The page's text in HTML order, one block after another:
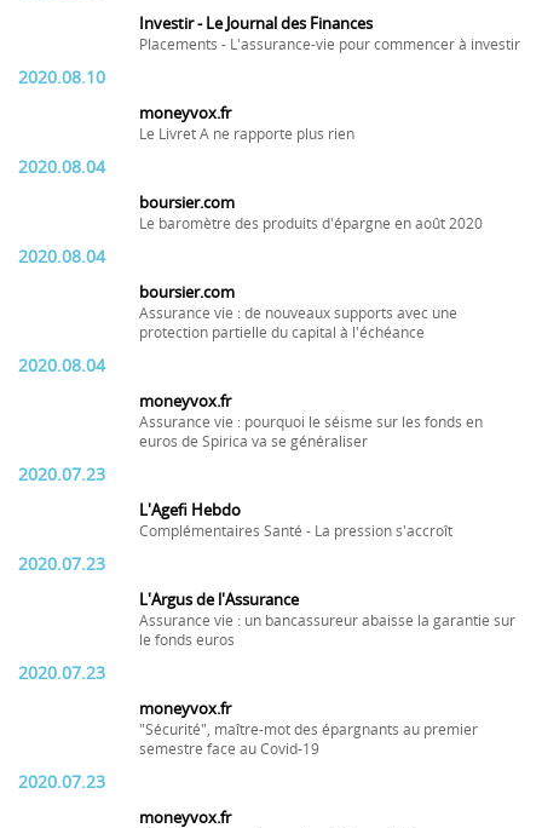
Investir - Le Journal des Finances
Placements - L'assurance-vie pour commencer à investir
2020.08.10
moneyvox.fr
Le Livret A ne rapporte plus rien
2020.08.04
boursier.com
Le baromètre des produits d'épargne en août 2020
2020.08.04
boursier.com
Assurance vie : de nouveaux supports avec une
protection partielle du capital à l'échéance
2020.08.04
moneyvox.fr
Assurance vie : pourquoi le séisme sur les fonds en
euros de Spirica va se généraliser
2020.07.23
L'Agefi Hebdo
Complémentaires Santé - La pression s'accroît
2020.07.23
L'Argus de l'Assurance
Assurance vie : un bancassureur abaisse la garantie sur
le fonds euros
2020.07.23
moneyvox.fr
"Sécurité", maître-mot des épargnants au premier
semestre face au Covid-19
2020.07.23
moneyvox.fr